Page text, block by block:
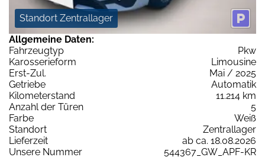
Standort Zentrallager
Allgemeine Daten:
Fahrzeugtyp
Pkw
Karosserieform
Limousine
Erst-Zul.
Mai / 2025
Getriebe
Automatik
Kilometerstand
11.214 km
Anzahl der Türen
5
Farbe
Weiß
Standort
Zentrallager
Lieferzeit
ab ca. 18.08.2026
Unsere Nummer
544367_GW_APF-KR